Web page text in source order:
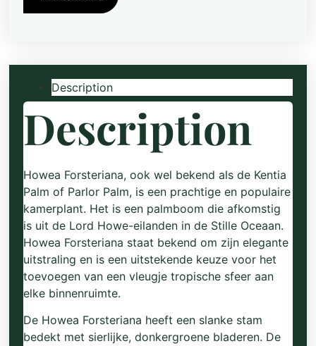
quantity
Description
Description
Howea Forsteriana, ook wel bekend als de Kentia
Palm of Parlor Palm, is een prachtige en populaire
kamerplant. Het is een palmboom die afkomstig
is uit de Lord Howe-eilanden in de Stille Oceaan.
Howea Forsteriana staat bekend om zijn elegante
uitstraling en is een uitstekende keuze voor het
toevoegen van een vleugje tropische sfeer aan
elke binnenruimte.
De Howea Forsteriana heeft een slanke stam
bedekt met sierlijke, donkergroene bladeren. De